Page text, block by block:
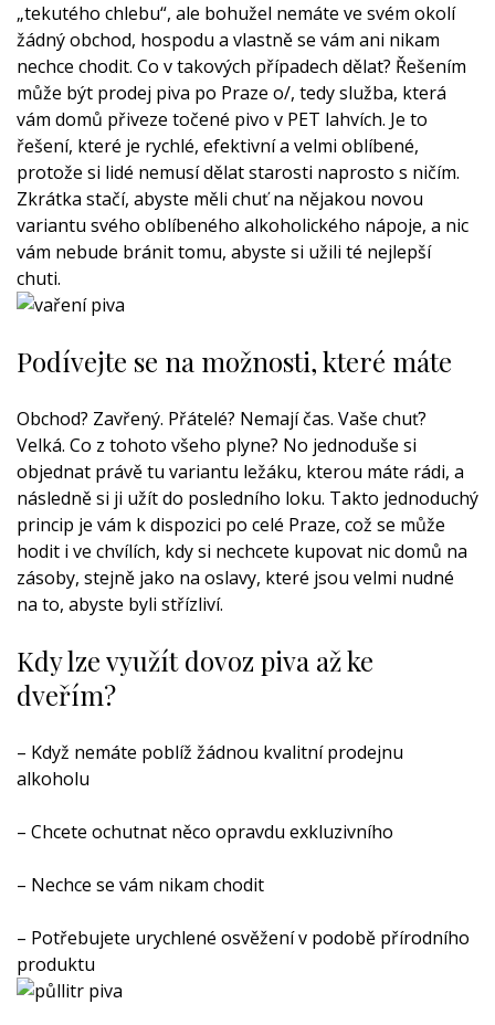
„tekutého chlebu“, ale bohužel nemáte ve svém okolí
žádný obchod, hospodu a vlastně se vám ani nikam
nechce chodit. Co v takových případech dělat? Řešením
může být prodej piva po Praze o/, tedy služba, která
vám domů přiveze točené pivo v PET lahvích. Je to
řešení, které je rychlé, efektivní a velmi oblíbené,
protože si lidé nemusí dělat starosti naprosto s ničím.
Zkrátka stačí, abyste měli chuť na nějakou novou
variantu svého oblíbeného alkoholického nápoje, a nic
vám nebude bránit tomu, abyste si užili té nejlepší
chuti.
Podívejte se na možnosti, které máte
Obchod? Zavřený. Přátelé? Nemají čas. Vaše chuť?
Velká. Co z tohoto všeho plyne? No jednoduše si
objednat právě tu variantu ležáku, kterou máte rádi, a
následně si ji užít do posledního loku. Takto jednoduchý
princip je vám k dispozici po celé Praze, což se může
hodit i ve chvílích, kdy si nechcete kupovat nic domů na
zásoby, stejně jako na oslavy, které jsou velmi nudné
na to, abyste byli střízliví.
Kdy lze využít dovoz piva až ke
dveřím?
– Když nemáte poblíž žádnou kvalitní prodejnu
alkoholu
– Chcete ochutnat něco opravdu exkluzivního
– Nechce se vám nikam chodit
– Potřebujete urychlené osvěžení v podobě přírodního
produktu